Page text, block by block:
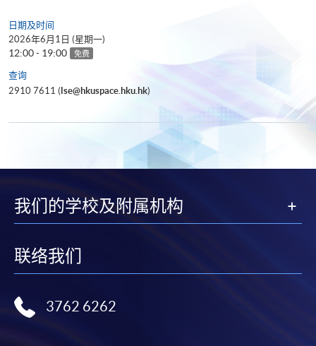
日期及时间
2026年6月1日 (星期一)
12:00 - 19:00 免费
查询
2910 7611 (lse@hkuspace.hku.hk)
我们的学校及附属机构
联络我们
3762 6262